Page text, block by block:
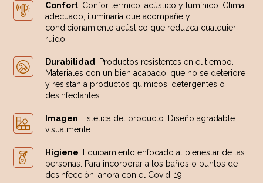
Confort: Confor térmico, acústico y lumínico. Clima
adecuado, iluminaria que acompañe y
condicionamiento acústico que reduzca cualquier
ruido.
Durabilidad : Productos resistentes en el tiempo.
Materiales con un bien acabado, que no se deteriore
y resistan a productos químicos, detergentes o
desinfectantes.
Imagen: Estética del producto. Diseño agradable
visualmente.
Higiene: Equipamiento enfocado al bienestar de las
personas. Para incorporar a los baños o puntos de
desinfección, ahora con el Covid-19.